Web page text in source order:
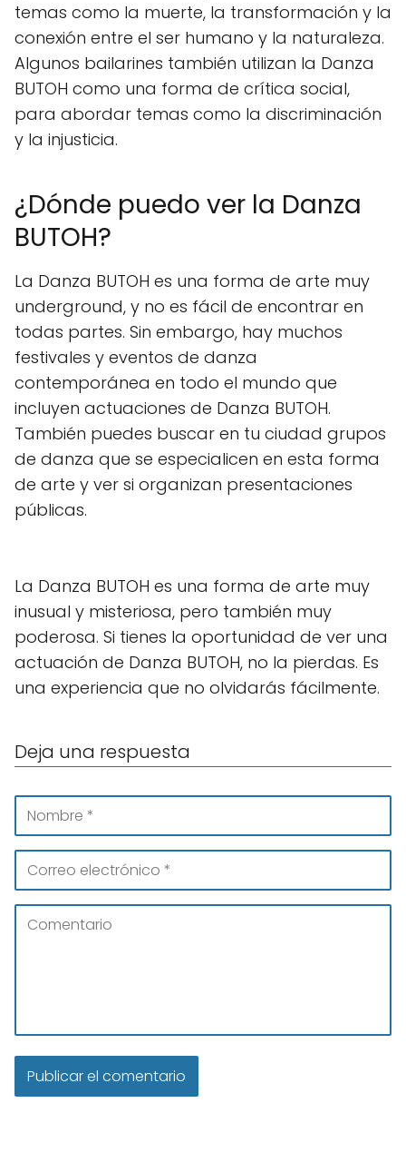
temas como la muerte, la transformación y la
conexión entre el ser humano y la naturaleza.
Algunos bailarines también utilizan la Danza
BUTOH como una forma de crítica social,
para abordar temas como la discriminación
y la injusticia.
¿Dónde puedo ver la Danza
BUTOH?
La Danza BUTOH es una forma de arte muy
underground, y no es fácil de encontrar en
todas partes. Sin embargo, hay muchos
festivales y eventos de danza
contemporánea en todo el mundo que
incluyen actuaciones de Danza BUTOH.
También puedes buscar en tu ciudad grupos
de danza que se especialicen en esta forma
de arte y ver si organizan presentaciones
públicas.
La Danza BUTOH es una forma de arte muy
inusual y misteriosa, pero también muy
poderosa. Si tienes la oportunidad de ver una
actuación de Danza BUTOH, no la pierdas. Es
una experiencia que no olvidarás fácilmente.
Deja una respuesta